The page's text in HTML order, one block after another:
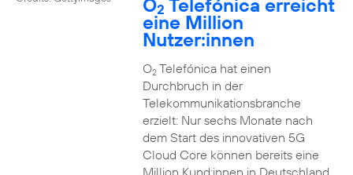
O2 Telefónica erreicht
eine Million
Nutzer:innen
O2Telefónica hat einen
Durchbruch in der
Telekommunikationsbranche
erzielt: Nur sechs Monate nach
dem Start des innovativen 5G
Cloud Core können bereits eine
Million Kund:innen in Deutschland